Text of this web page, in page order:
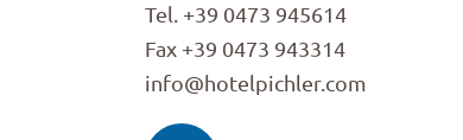
Tel. +39 0473 945614
Fax +39 0473 943314
info@hotelpichler.com